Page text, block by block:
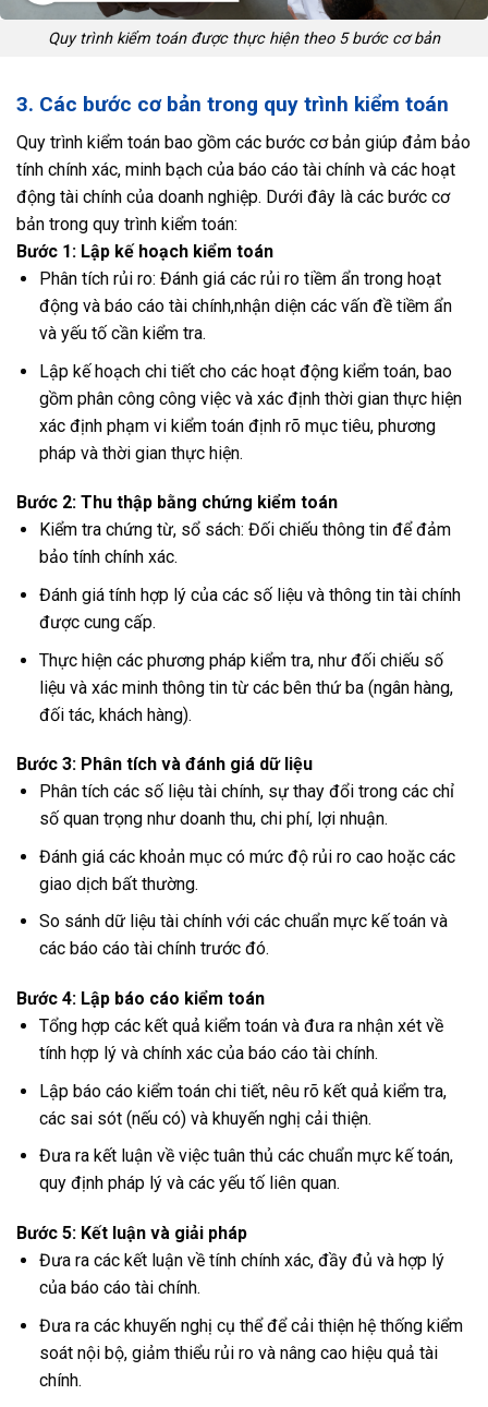
Quy trình kiểm toán được thực hiện theo 5 bước cơ bản
3. Các bước cơ bản trong quy trình kiểm toán
Quy trình kiểm toán bao gồm các bước cơ bản giúp đảm bảo
tính chính xác, minh bạch của báo cáo tài chính và các hoạt
động tài chính của doanh nghiệp. Dưới đây là các bước cơ
bản trong quy trình kiểm toán:
Bước 1: Lập kế hoạch kiểm toán
Phân tích rủi ro: Đánh giá các rủi ro tiềm ẩn trong hoạt
động và báo cáo tài chính,nhận diện các vấn đề tiềm ẩn
và yếu tố cần kiểm tra.
Lập kế hoạch chi tiết cho các hoạt động kiểm toán, bao
gồm phân công công việc và xác định thời gian thực hiện
xác định phạm vi kiểm toán định rõ mục tiêu, phương
pháp và thời gian thực hiện.
Bước 2: Thu thập bằng chứng kiểm toán
Kiểm tra chứng từ, sổ sách: Đối chiếu thông tin để đảm
bảo tính chính xác.
Đánh giá tính hợp lý của các số liệu và thông tin tài chính
được cung cấp.
Thực hiện các phương pháp kiểm tra, như đối chiếu số
liệu và xác minh thông tin từ các bên thứ ba (ngân hàng,
đối tác, khách hàng).
Bước 3: Phân tích và đánh giá dữ liệu
Phân tích các số liệu tài chính, sự thay đổi trong các chỉ
số quan trọng như doanh thu, chi phí, lợi nhuận.
Đánh giá các khoản mục có mức độ rủi ro cao hoặc các
giao dịch bất thường.
So sánh dữ liệu tài chính với các chuẩn mực kế toán và
các báo cáo tài chính trước đó.
Bước 4: Lập báo cáo kiểm toán
Tổng hợp các kết quả kiểm toán và đưa ra nhận xét về
tính hợp lý và chính xác của báo cáo tài chính.
Lập báo cáo kiểm toán chi tiết, nêu rõ kết quả kiểm tra,
các sai sót (nếu có) và khuyến nghị cải thiện.
Đưa ra kết luận về việc tuân thủ các chuẩn mực kế toán,
quy định pháp lý và các yếu tố liên quan.
Bước 5: Kết luận và giải pháp
Đưa ra các kết luận về tính chính xác, đầy đủ và hợp lý
của báo cáo tài chính.
Đưa ra các khuyến nghị cụ thể để cải thiện hệ thống kiểm
soát nội bộ, giảm thiểu rủi ro và nâng cao hiệu quả tài
chính.